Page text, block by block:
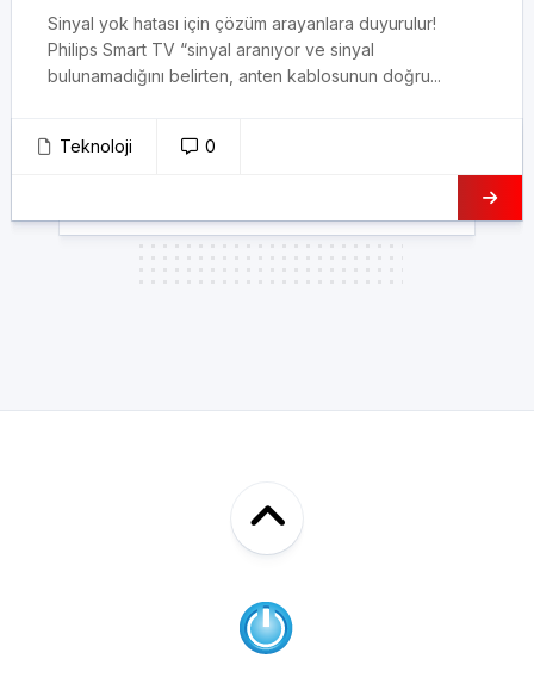
Sinyal yok hatası için çözüm arayanlara duyurulur!
Philips Smart TV “sinyal aranıyor ve sinyal
bulunamadığını belirten, anten kablosunun doğru...
Teknoloji 0